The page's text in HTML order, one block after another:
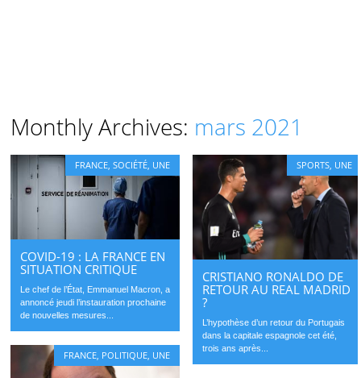
Monthly Archives: mars 2021
FRANCE ,SOCIÉTÉ UNE
COVID-19 : LA FRANCE EN
SITUATION CRITIQUE
Le chef de l’État, Emmanuel Macron, a
annoncé jeudi l’instauration prochaine
de nouvelles mesures...
SPORTS UNE
CRISTIANO RONALDO DE
RETOUR AU REAL MADRID
?
L’hypothèse d’un retour du Portugais
dans la capitale espagnole cet été,
trois ans après...
FRANCE POLITIQUE UNE